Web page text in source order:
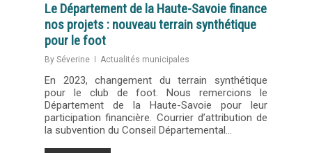
Le Département de la Haute-Savoie finance
nos projets : nouveau terrain synthétique
pour le foot
By Séverine Actualités municipales
En 2023, changement du terrain synthétique
pour le club de foot. Nous remercions le
Département de la Haute-Savoie pour leur
participation financière. Courrier d’attribution de
la subvention du Conseil Départemental…